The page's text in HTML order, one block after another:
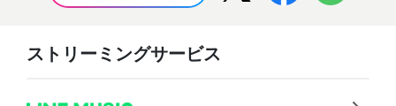
ストリーミングサービス